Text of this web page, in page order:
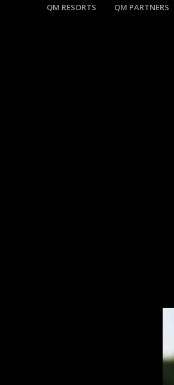
QM RESORTS QM PARTNERS